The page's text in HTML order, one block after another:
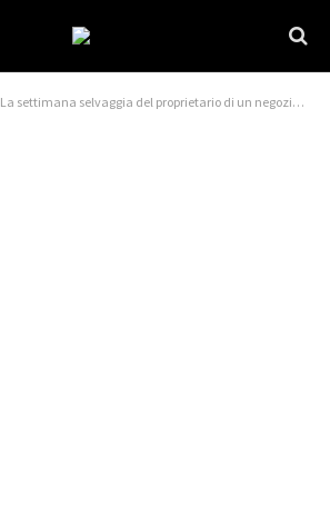
La settimana selvaggia del proprietario di un negozio tra gli incendi di Los Angeles: “Non è possibile evacuare”. Siamo qui.”